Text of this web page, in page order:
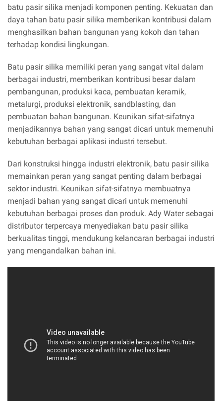
batu pasir silika menjadi komponen penting. Kekuatan dan
daya tahan batu pasir silika memberikan kontribusi dalam
menghasilkan bahan bangunan yang kokoh dan tahan
terhadap kondisi lingkungan.
Batu pasir silika memiliki peran yang sangat vital dalam
berbagai industri, memberikan kontribusi besar dalam
pembangunan, produksi kaca, pembuatan keramik,
metalurgi, produksi elektronik, sandblasting, dan
pembuatan bahan bangunan. Keunikan sifat-sifatnya
menjadikannya bahan yang sangat dicari untuk memenuhi
kebutuhan berbagai aplikasi industri tersebut.
Dari konstruksi hingga industri elektronik, batu pasir silika
memainkan peran yang sangat penting dalam berbagai
sektor industri. Keunikan sifat-sifatnya membuatnya
menjadi bahan yang sangat dicari untuk memenuhi
kebutuhan berbagai proses dan produk. Ady Water sebagai
distributor terpercaya menyediakan batu pasir silika
berkualitas tinggi, mendukung kelancaran berbagai industri
yang mengandalkan bahan ini.